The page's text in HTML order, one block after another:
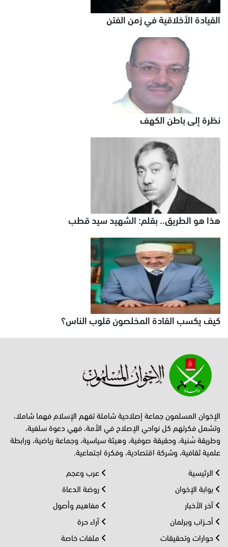
القيادة الأخلاقية في زمن الفتن
نظرة إلى باطن الكهف
هذا هو الطريق.. بقلم: الشهيد سيد قطب
كيف يكسب القادة المخلصون قلوب الناس؟
الإخوان المسلمون جماعة إصلاحية شاملة تفهم الإسلام فهما شاملا،
وتشمل فكرتهم كل نواحي الإصلاح في الأمة، فهي دعوة سلفية،
وطريقة سُنية، وحقيقة صوفية، وهيئة سياسية، وجماعة رياضية، ورابطة
علمية ثقافية، وشركة اقتصادية، وفكرة اجتماعية.
الرئيسية
بوابة الإخوان
آخر الأخبار
أحــزاب وبرلمان
حوارات وتحقيقات
عرب وعجم
روضة الدعاة
مفاهيم وأصول
آراء حرة
ملفات خاصة